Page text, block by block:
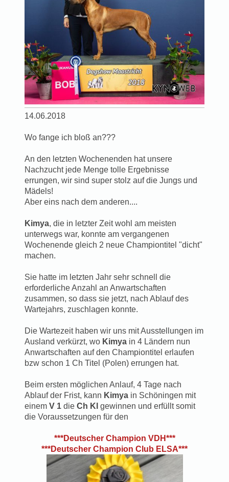
14.06.2018
Wo fange ich bloß an???
An den letzten Wochenenden hat unsere
Nachzucht jede Menge tolle Ergebnisse
errungen, wir sind super stolz auf die Jungs und
Mädels!
Aber eins nach dem anderen....
Kimya, die in letzter Zeit wohl am meisten
unterwegs war, konnte am vergangenen
Wochenende gleich 2 neue Championtitel "dicht"
machen.
Sie hatte im letzten Jahr sehr schnell die
erforderliche Anzahl an Anwartschaften
zusammen, so dass sie jetzt, nach Ablauf des
Wartejahrs, zuschlagen konnte.
Die Wartezeit haben wir uns mit Ausstellungen im
Ausland verkürzt, wo Kimya in 4 Ländern nun
Anwartschaften auf den Championtitel erlaufen
bzw schon 1 Ch Titel (Polen) errungen hat.
Beim ersten möglichen Anlauf, 4 Tage nach
Ablauf der Frist, kann Kimya in Schöningen mit
einem V 1 die Ch Kl gewinnen und erfüllt somit
die Voraussetzungen für den
***Deutscher Champion VDH***
***Deutscher Champion Club ELSA***